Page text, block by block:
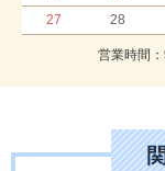
27
28
営業時間